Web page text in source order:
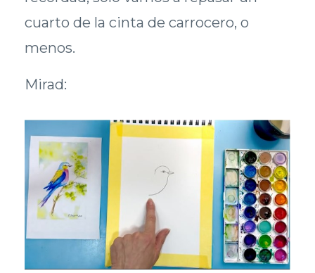
cuarto de la cinta de carrocero, o
menos.
Mirad: